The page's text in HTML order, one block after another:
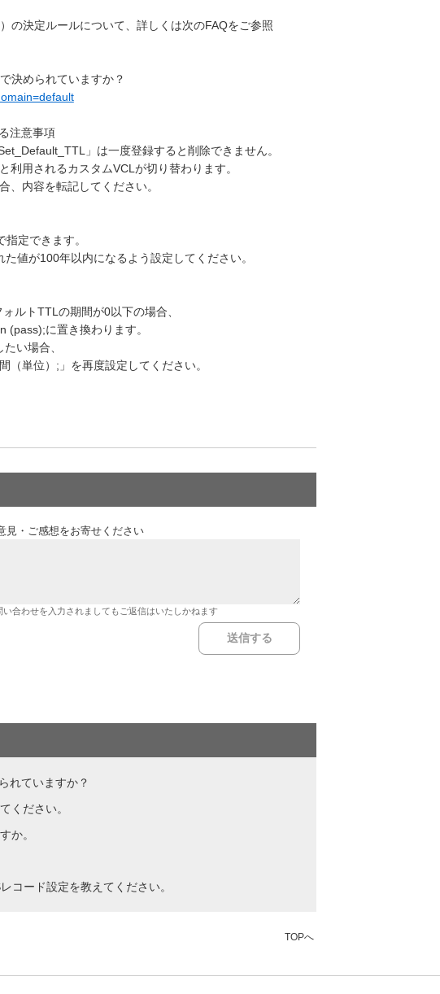
の決定ルールについて、詳しくは次のFAQをご参照
決められていますか？
注意事項
」は一度登録すると削除できません。
利用されるカスタムVCLが切り替わります。
、内容を転記してください。
定できます。
値が100年以内になるよう設定してください。
ルトTTLの期間が0以下の場合、
(pass);に置き換わります。
い場合、
単位）;」を再度設定してください。
見・ご感想をお寄せください
い合わせを入力されましてもご返信はいたしかねます
れていますか？
ください。
か。
コード設定を教えてください。
TOPへ